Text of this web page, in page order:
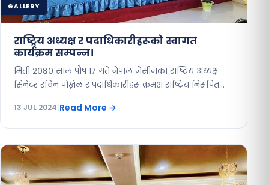
GALLERY
राष्ट्रिय अध्यक्ष र पदाधिकारीहरूको स्वागत
कार्यक्रम सम्पन्न।
मिती २०८० साल पौष १७ गते नेपाल जेसीजका राष्ट्रिय अध्यक्ष
सिनेटर रविन पोख्रेल र पदाधिकारीहरू क्रमश राष्ट्रिय निरूपित…
13 JUL 2024 Read More →